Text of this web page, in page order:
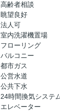
高齢者相談
眺望良好
法人可
室内洗濯機置場
フローリング
バルコニー
都市ガス
公営水道
公共下水
24時間換気システ
エレベーター